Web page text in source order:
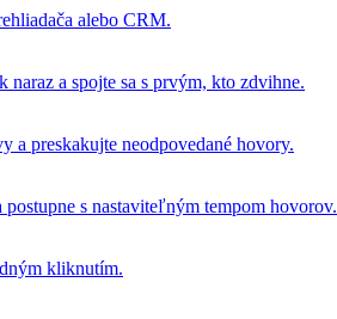
alebo CRM.
naraz a spojte sa s prvým, kto zdvihne.
a preskakujte neodpovedané hovory.
s nastaviteľným tempom hovorov.
kliknutím.